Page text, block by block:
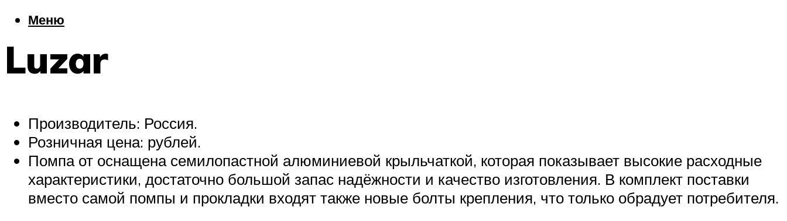
Меню
Luzar
Производитель: Россия.
Розничная цена: рублей.
Помпа от оснащена семилопастной алюминиевой крыльчаткой, которая показывает высокие расходные
характеристики, достаточно большой запас надёжности и качество изготовления. В комплект поставки
вместо самой помпы и прокладки входят также новые болты крепления, что только обрадует потребителя.